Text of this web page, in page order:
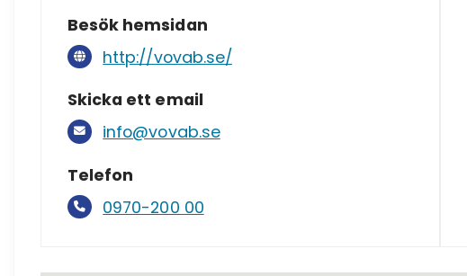
Besök hemsidan
http://vovab.se/
Skicka ett email
info@vovab.se
Telefon
0970-200 00